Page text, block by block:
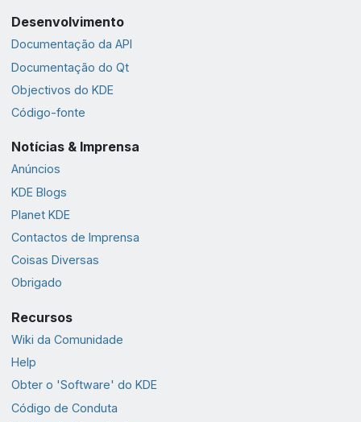
Desenvolvimento
Documentação da API
Documentação do Qt
Objectivos do KDE
Código-fonte
Notícias & Imprensa
Anúncios
KDE Blogs
Planet KDE
Contactos de Imprensa
Coisas Diversas
Obrigado
Recursos
Wiki da Comunidade
Help
Obter o 'Software' do KDE
Código de Conduta